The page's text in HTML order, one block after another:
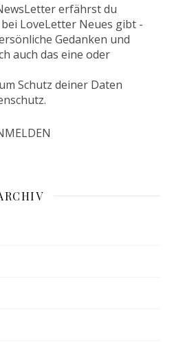
erfährst du
LoveLetter Neues gibt -
Gedanken und
auch das eine oder
Schutz deiner Daten
.